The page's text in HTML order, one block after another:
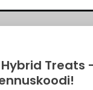
Hybrid Treats